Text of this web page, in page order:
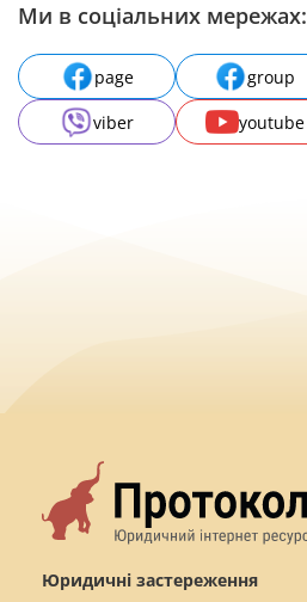
Ми в соціальних мережах:
page group
viber
youtube
Юридичні застереження